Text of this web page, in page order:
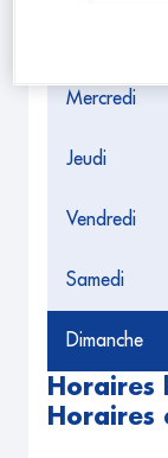
Mercredi
Jeudi
Vendredi
Samedi
Dimanche
Horaires
Horaires